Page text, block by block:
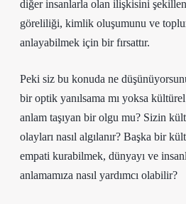
diğer insanlarla olan ilişkisini
göreliliği, kimlik oluşumunu ve
anlayabilmek için bir fırsattır.
Peki siz bu konuda ne
bir optik yanılsama mı yoksa
anlam taşıyan bir olgu mu? Sizin
olayları nasıl algılanır? Başka bir
empati kurabilmek, dünyayı ve
anlamamıza nasıl yardımcı olabilir?